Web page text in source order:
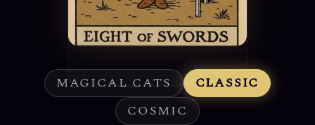
MAGICAL CATS
CLASSIC
COSMIC